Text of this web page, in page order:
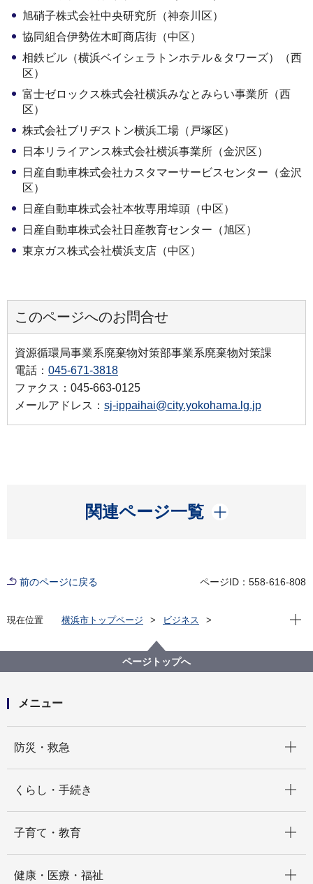
旭硝子株式会社中央研究所（神奈川区）
協同組合伊勢佐木町商店街（中区）
相鉄ビル（横浜ベイシェラトンホテル＆タワーズ）（西
区）
富士ゼロックス株式会社横浜みなとみらい事業所（西
区）
株式会社ブリヂストン横浜工場（戸塚区）
日本リライアンス株式会社横浜事業所（金沢区）
日産自動車株式会社カスタマーサービスセンター（金沢
区）
日産自動車株式会社本牧専用埠頭（中区）
日産自動車株式会社日産教育センター（旭区）
東京ガス株式会社横浜支店（中区）
このページへのお問合せ
資源循環局事業系廃棄物対策部事業系廃棄物対策課
電話： 045-671-3818
ファクス：045-663-0125
メールアドレス： sj-ippaihai@city.yokohama.lg.jp
関連ページ一覧
開く
前のページに戻る ページID：558-616-808
現在位置 横浜市トップページ
ビジネス
3R活動優良事業所
平成26年度３Ｒ活動優良事業所を認定しました。
現在
ページトップへ
メニュー
防災・救急
くらし・手続き
子育て・教育
健康・医療・福祉